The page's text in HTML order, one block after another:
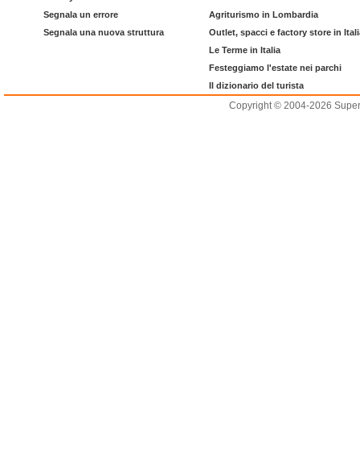
Segnala un errore
Segnala una nuova struttura
Agriturismo in Lombardia
Outlet, spacci e factory store in
Le Terme in Italia
Festeggiamo l'estate nei parchi
Il dizionario del turista
Copyright © 2004-2026